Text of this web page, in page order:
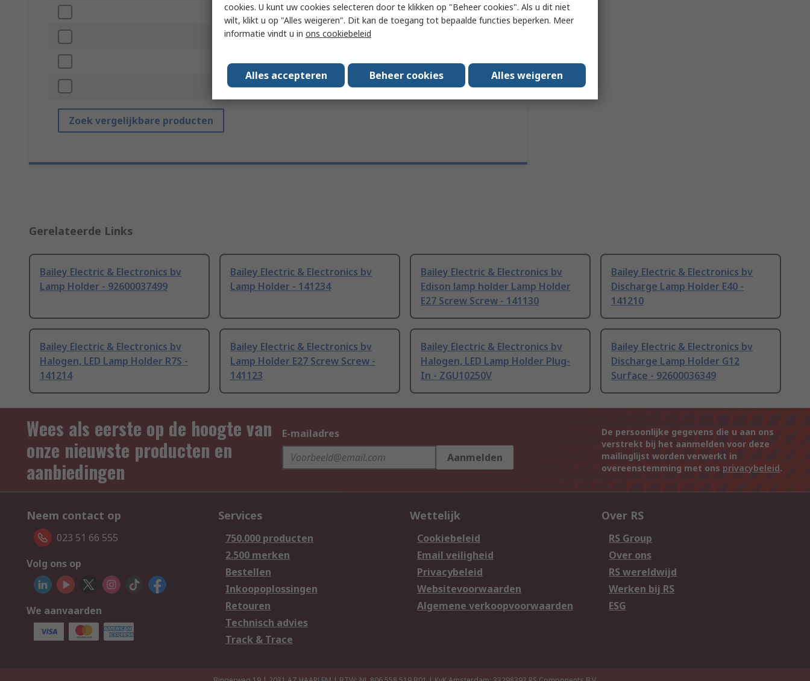
Merk Bailey Electric & Electronics bv
Product Type Lamp Holder
Base S14S
Standards/Approvals No
Zoek vergelijkbare producten
Gerelateerde Links
Bailey Electric & Electronics bv
Lamp Holder - 92600037499
Bailey Electric & Electronics bv
Lamp Holder - 141234
Bailey Electric & Electronics bv
Edison lamp holder Lamp Holder
E27 Screw Screw - 141130
Bailey Electric & Electronics bv
Discharge Lamp Holder E40 -
141210
Bailey Electric & Electronics bv
Halogen, LED Lamp Holder R7S -
141214
Bailey Electric & Electronics bv
Lamp Holder E27 Screw Screw -
141123
Bailey Electric & Electronics bv
Halogen, LED Lamp Holder Plug-
In - ZGU10250V
Bailey Electric & Electronics bv
Discharge Lamp Holder G12
Surface - 92600036349
Wees als eerste op de hoogte van
onze nieuwste producten en
aanbiedingen
E-mailadres
Aanmelden
De persoonlijke gegevens die u aan ons
verstrekt bij het aanmelden voor deze
mailinglijst worden verwerkt in
overeenstemming met ons privacybeleid.
Neem contact op
023 51 66 555
Volg ons op
We aanvaarden
Services
750.000 producten
2.500 merken
Bestellen
Inkoopoplossingen
Retouren
Technisch advies
Track & Trace
Wettelijk
Cookiebeleid
Email veiligheid
Privacybeleid
Websitevoorwaarden
Algemene verkoopvoorwaarden
Over RS
RS Group
Over ons
RS wereldwijd
Werken bij RS
ESG
cookies. U kunt uw cookies selecteren door te klikken op "Beheer cookies". Als u dit niet
wilt, klikt u op "Alles weigeren". Dit kan de toegang tot bepaalde functies beperken. Meer
informatie vindt u in ons cookiebeleid
Alles accepteren Beheer cookies Alles weigeren